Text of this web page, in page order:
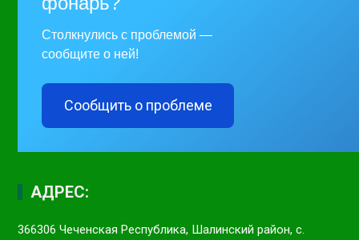
Столкнулись с проблемой —
сообщите о ней!
Сообщить о проблеме
АДРЕС:
366306 Чеченская Республика, Шалинский район, с.